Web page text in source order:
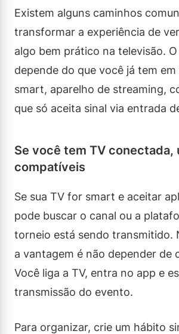
Existem alguns caminhos
transformar a experiência de
algo bem prático na televisão.
depende do que você já tem em
smart, aparelho de streaming,
que só aceita sinal via entrada
Se você tem TV conectada,
compatíveis
Se sua TV for smart e aceitar
pode buscar o canal ou a
torneio está sendo transmitido.
a vantagem é não depender de
Você liga a TV, entra no app e
transmissão do evento.
Para organizar, crie um hábito